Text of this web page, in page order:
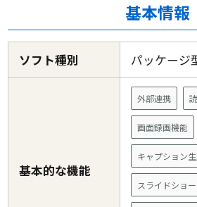
基本情報
ソフト種別 パッケージ
基本的な機能
外部連携
画面録画機能
キャプション
スライドショー